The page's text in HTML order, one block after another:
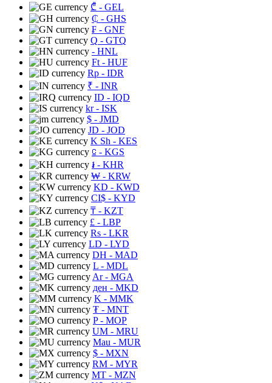
₾ - GEL
₵ - GHS
₣ - GNF
Q - GTQ
- HNL
Ft - HUF
Rp - IDR
₹ - INR
ID - IQD
kr- ISK
$ - JMD
JD - JOD
K Sh - KES
⃀ - KGS
៛ - KHR
₩ - KRW
KD - KWD
CI$ - KYD
₸ - KZT
£ - LBP
Rs - LKR
LD - LYD
DH - MAD
L - MDL
Ar- MGA
ден - MKD
K - MMK
₮ - MNT
P- MOP
UM - MRU
Mau - MUR
$ - MXN
RM - MYR
MT - MZN